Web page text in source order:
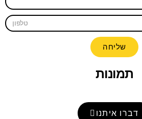
שליחה
תמונות
דברו איתנו